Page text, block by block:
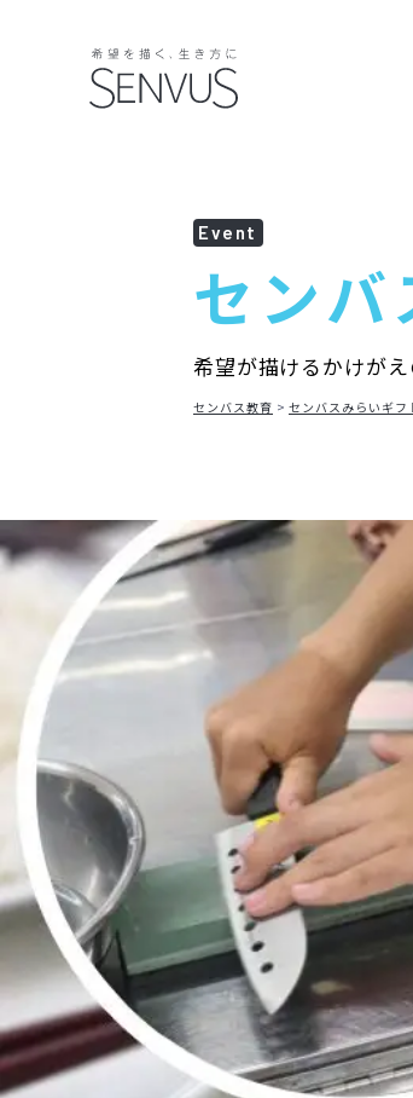
Event
センバ
希望が描けるかけが
センバス教育 センバスみらいギフ